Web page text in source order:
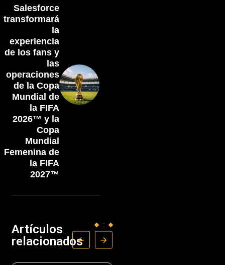
Salesforce
transformará
la
experiencia
de los fans y
las
operaciones
de la Copa
Mundial de
la FIFA
2026™ y la
Copa
Mundial
Femenina de
la FIFA
2027™
Artículos
relacionados